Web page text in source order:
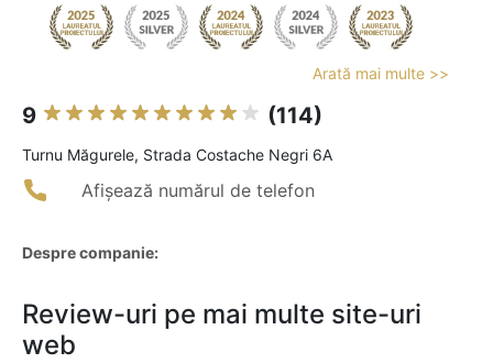
Arată mai multe >>
9 (114)
Turnu Măgurele, Strada Costache Negri 6A
Afișează numărul de telefon
Despre companie:
Review-uri pe mai multe site-uri
web